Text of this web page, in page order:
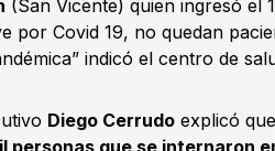
(San Vicente) quien ingresó el
por Covid 19, no quedan
indicó el centro de
Diego Cerrudo explicó que